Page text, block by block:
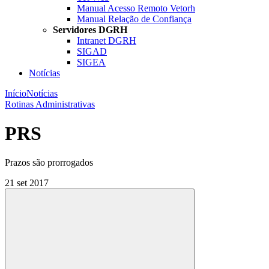
Manual Acesso Remoto Vetorh
Manual Relação de Confiança
Servidores DGRH
Intranet DGRH
SIGAD
SIGEA
Notícias
InícioNotícias
Rotinas Administrativas
PRS
Prazos são prorrogados
21 set 2017